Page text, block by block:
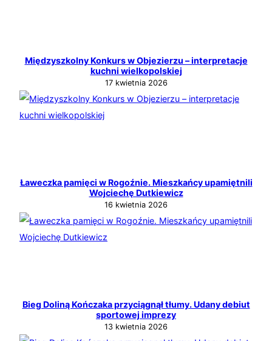
Międzyszkolny Konkurs w Objezierzu – interpretacje
kuchni wielkopolskiej
17 kwietnia 2026
Ławeczka pamięci w Rogoźnie. Mieszkańcy upamiętnili
Wojciechę Dutkiewicz
16 kwietnia 2026
Bieg Doliną Kończaka przyciągnął tłumy. Udany debiut
sportowej imprezy
13 kwietnia 2026